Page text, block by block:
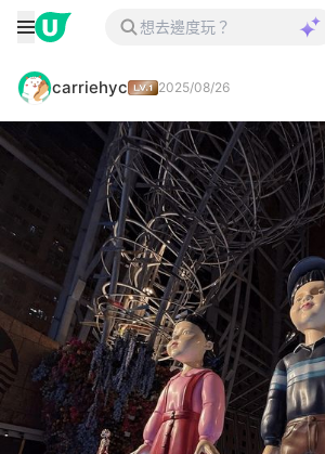
carriehyc 2025/08/26